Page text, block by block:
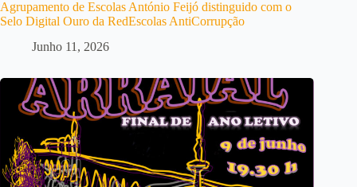
Agrupamento de Escolas António Feijó distinguido com o
Selo Digital Ouro da RedEscolas AntiCorrupção
Junho 11, 2026